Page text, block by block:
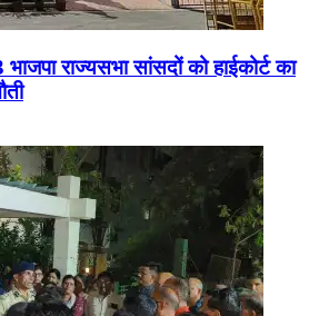
राज्यसभा सांसदों को हाईकोर्ट का